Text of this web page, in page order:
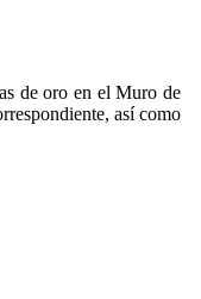
de oro en el Muro de
así como